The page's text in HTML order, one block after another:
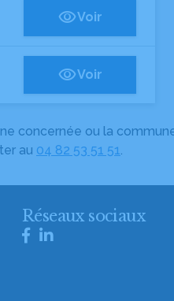
Voir
Voir
concernée ou la
au 04 82 53 51 51.
Réseaux sociaux